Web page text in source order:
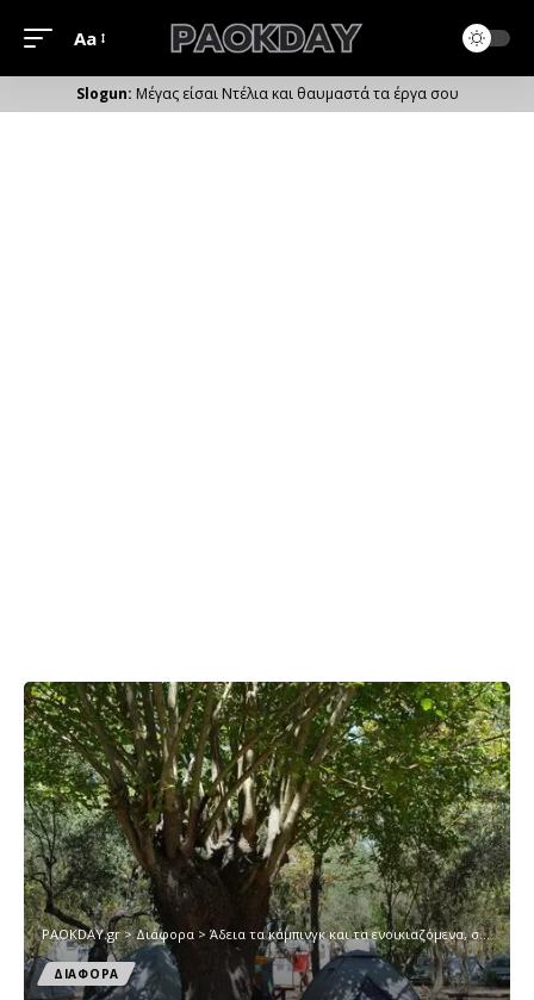
Μέγεθος
Γραμματοσειράς
Aa
Μέγας είσαι Ντέλια και θαυμαστά τα έργα σου
PAOKDAY.gr>Διάφορα > Άδεια τα κάμπινγκ και τα ενοικιαζόμενα, στη Χαλκιδική
ΔΙΑΦΟΡΑ